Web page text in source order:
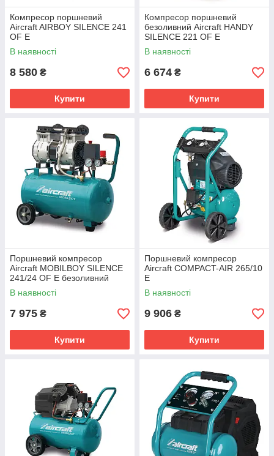
Компресор поршневий
Aircraft AIRBOY SILENCE 241
OF E
В наявності
8 580 ₴
Купити
Компресор поршневий
безоливний Aircraft HANDY
SILENCE 221 OF E
В наявності
6 674 ₴
Купити
Поршневий компресор
Aircraft MOBILBOY SILENCE
241/24 OF E безоливний
В наявності
7 975 ₴
Купити
Поршневий компресор
Aircraft COMPACT-AIR 265/10
E
В наявності
9 906 ₴
Купити